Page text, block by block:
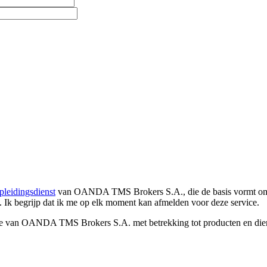
van OANDA TMS Brokers S.A., die de basis vormt
Ik begrijp dat ik me op elk moment kan afmelden voor deze service.
OANDA TMS Brokers S.A. met betrekking tot producten en